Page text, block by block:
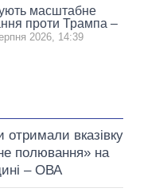
масштабне
проти Трампа –
2026, 14:39
отримали вказівку
полювання» на
– ОВА